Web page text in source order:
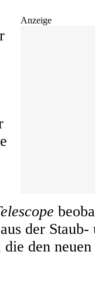
Anzeige
der Staub-
den neuen